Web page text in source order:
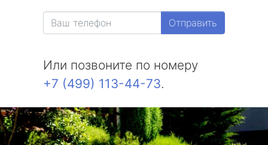
Отправить
Или позвоните по номеру
+7 (499) 113-44-73.